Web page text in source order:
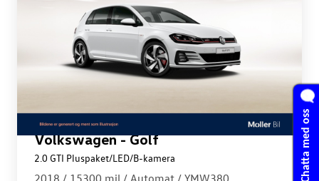
Volkswagen - Golf
2.0 GTI Pluspaket/LED/B-kamera
2018 / 15300 mil / Automat / YMW380
Chatta med oss